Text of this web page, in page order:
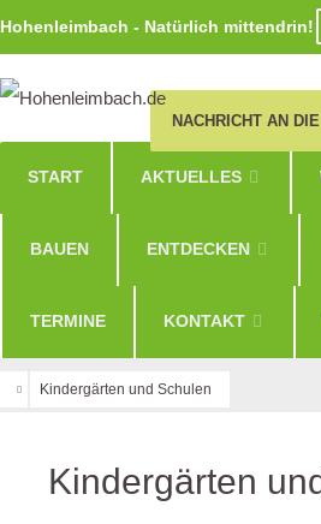
Hohenleimbach - Natürlich mittendrin!
START AKTUELLES
BAUEN ENTDECKEN
TERMINE KONTAKT
NACHRICHT AN
Kindergärten und Schulen
Kindergärten